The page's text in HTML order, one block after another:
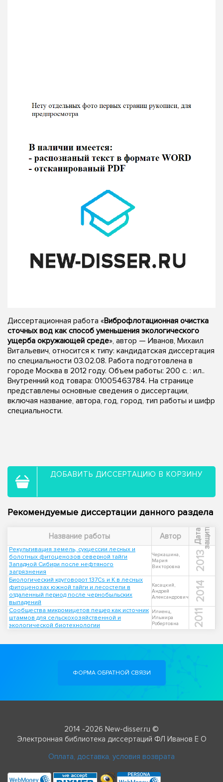
Диссертационная работа «Виброфлотационная очистка
сточных вод как способ уменьшения экологического
ущерба окружающей среде», автор — Иванов, Михаил
Витальевич, относится к типу: кандидатская диссертация
по специальности 03.02.08. Работа подготовлена в
городе Москва в 2012 году. Объем работы: 200 с. : ил..
Внутренний код товара: 01005463784. На странице
представлены основные сведения о диссертации,
включая название, автора, год, город, тип работы и шифр
специальности.
ДОБАВИТЬ ДИССЕРТАЦИЮ В КОРЗИНУ
Рекомендуемые диссертации данного раздела
Название работы Автор Д
а
т
а
з
а
щ
и
т ы
Рекультивация земель, сукцессии лесных и
болотных фитоценозов северной тайги
Западной Сибири после нефтяного
загрязнения
Черкашина,
Мария
Викторовна
2013
Биологический круговорот 137Cs и K в лесных
фитоценозах южной тайги и лесостепи в
отдаленный период после чернобыльских
выпадений
Касацкий,
Андрей
Александрович
2014
Сообщества микромицетов пещер как источник
штаммов для сельскохозяйственной и
экологической биотехнологии
Илиенц,
Ильмира
Робертовна
2011
ФОРМА ОБРАТНОЙ СВЯЗИ
2014 -2026 New-disser.ru ©
Электронная библиотека диссертаций ФЛ Иванов Е О
Оплата, доставка, условия возврата